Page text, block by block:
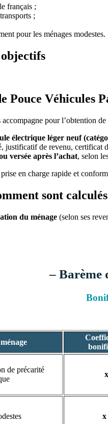
français ;
;
pour les ménages modestes.
Pouce Véhicules
accompagne pour l’obtention
électrique léger neuf
justificatif de revenu, certificat
versée après l’achat, selon
en charge rapide et
sont
du ménage(selon ses
– Barème
de précarité
x